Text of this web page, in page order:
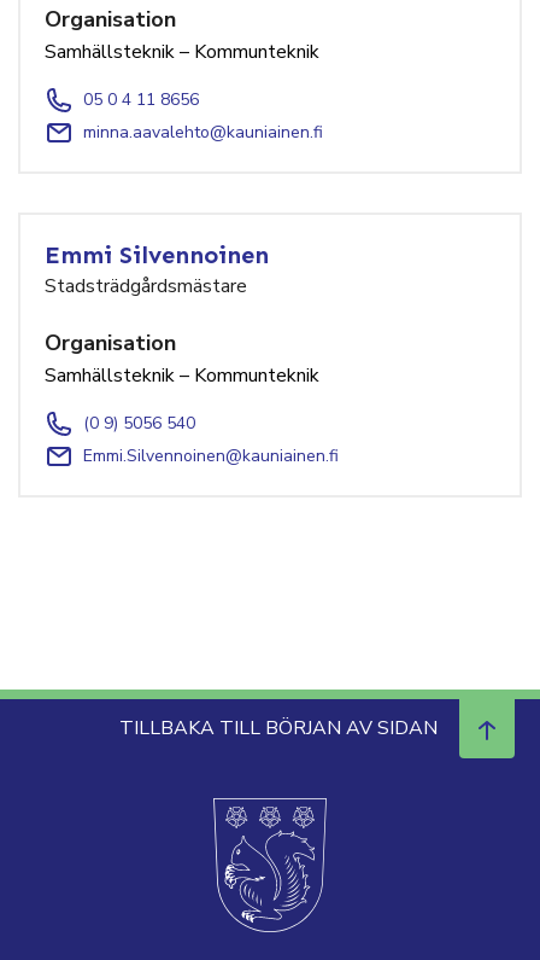
Organisation
Samhällsteknik – Kommunteknik
05 0 4 11 8656
minna.aavalehto@kauniainen.fi
Emmi Silvennoinen
Stadsträdgårdsmästare
Organisation
Samhällsteknik – Kommunteknik
(0 9) 5056 540
Emmi.Silvennoinen@kauniainen.fi
TILLBAKA TILL BÖRJAN AV SIDAN